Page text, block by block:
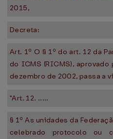
2015,
Decreta:
Art. 1º O § 1º do art. 12 da
do ICMS (RICMS),
dezembro de 2002, passa a
"Art. 12. .....
§ 1º As unidades da
celebrado protocolo ou